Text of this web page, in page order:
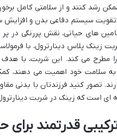
رشد کنند و از سلامتی کامل
سیستم دفاعی بدن و افزایش
های حیاتی، نقش پررنگی در
زینک پلاس دینارترول، با
مطرح می کند. این شربت، با هدف
به سلامت خود اهمیت می دهند،
تصور کنید فرزندتان با بدنی
ای است که زینک در شربت
قدرتمند برای